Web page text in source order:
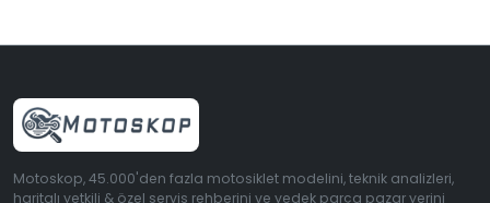
Motoskop, 45.000'den fazla motosiklet modelini, teknik analizleri,
haritalı yetkili & özel servis rehberini ve yedek parça pazar yerini